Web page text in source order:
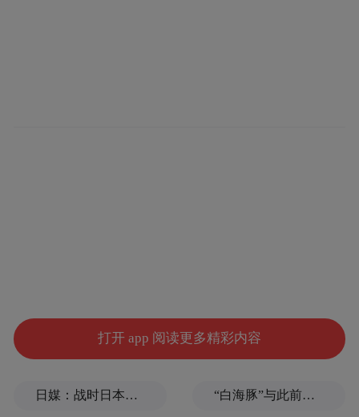
打开 app 阅读更多精彩内容
日媒：战时日本多所大学进行输血人体实验，向患者注射动物血 “白海豚”与此前登陆浙江的“巴威”有何异同？